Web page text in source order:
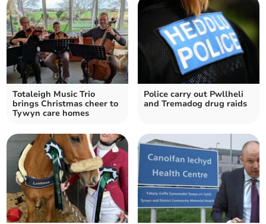
Totaleigh Music Trio
brings Christmas cheer to
Tywyn care homes
Police carry out Pwllheli
and Tremadog drug raids